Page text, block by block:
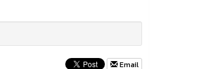
Email